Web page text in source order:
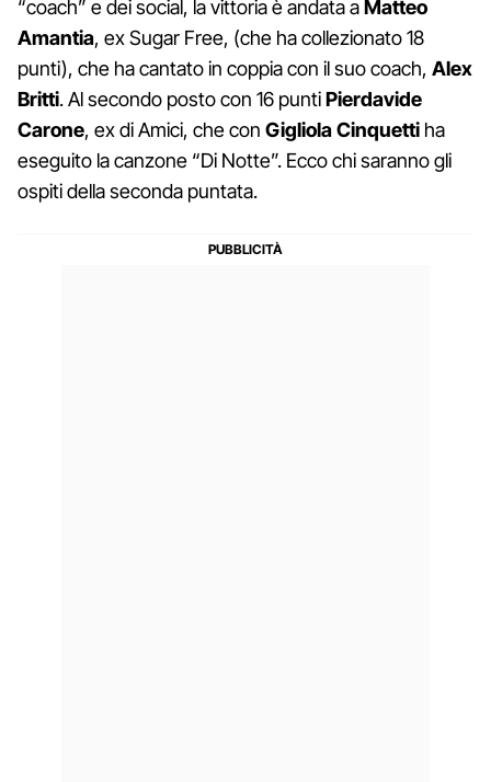
“coach” e dei social, la vittoria è andata aMatteo
Amantia, ex Sugar Free, (che ha collezionato 18
punti), che ha cantato in coppia con il suo coach, Alex
Britti. Al secondo posto con 16 puntiPierdavide
Carone, ex di Amici, che con Gigliola Cinquetti ha
eseguito la canzone “Di Notte”. Ecco chi saranno gli
ospiti della seconda puntata.